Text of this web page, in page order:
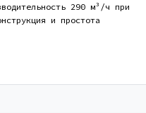
290 м³/ч при
и простота